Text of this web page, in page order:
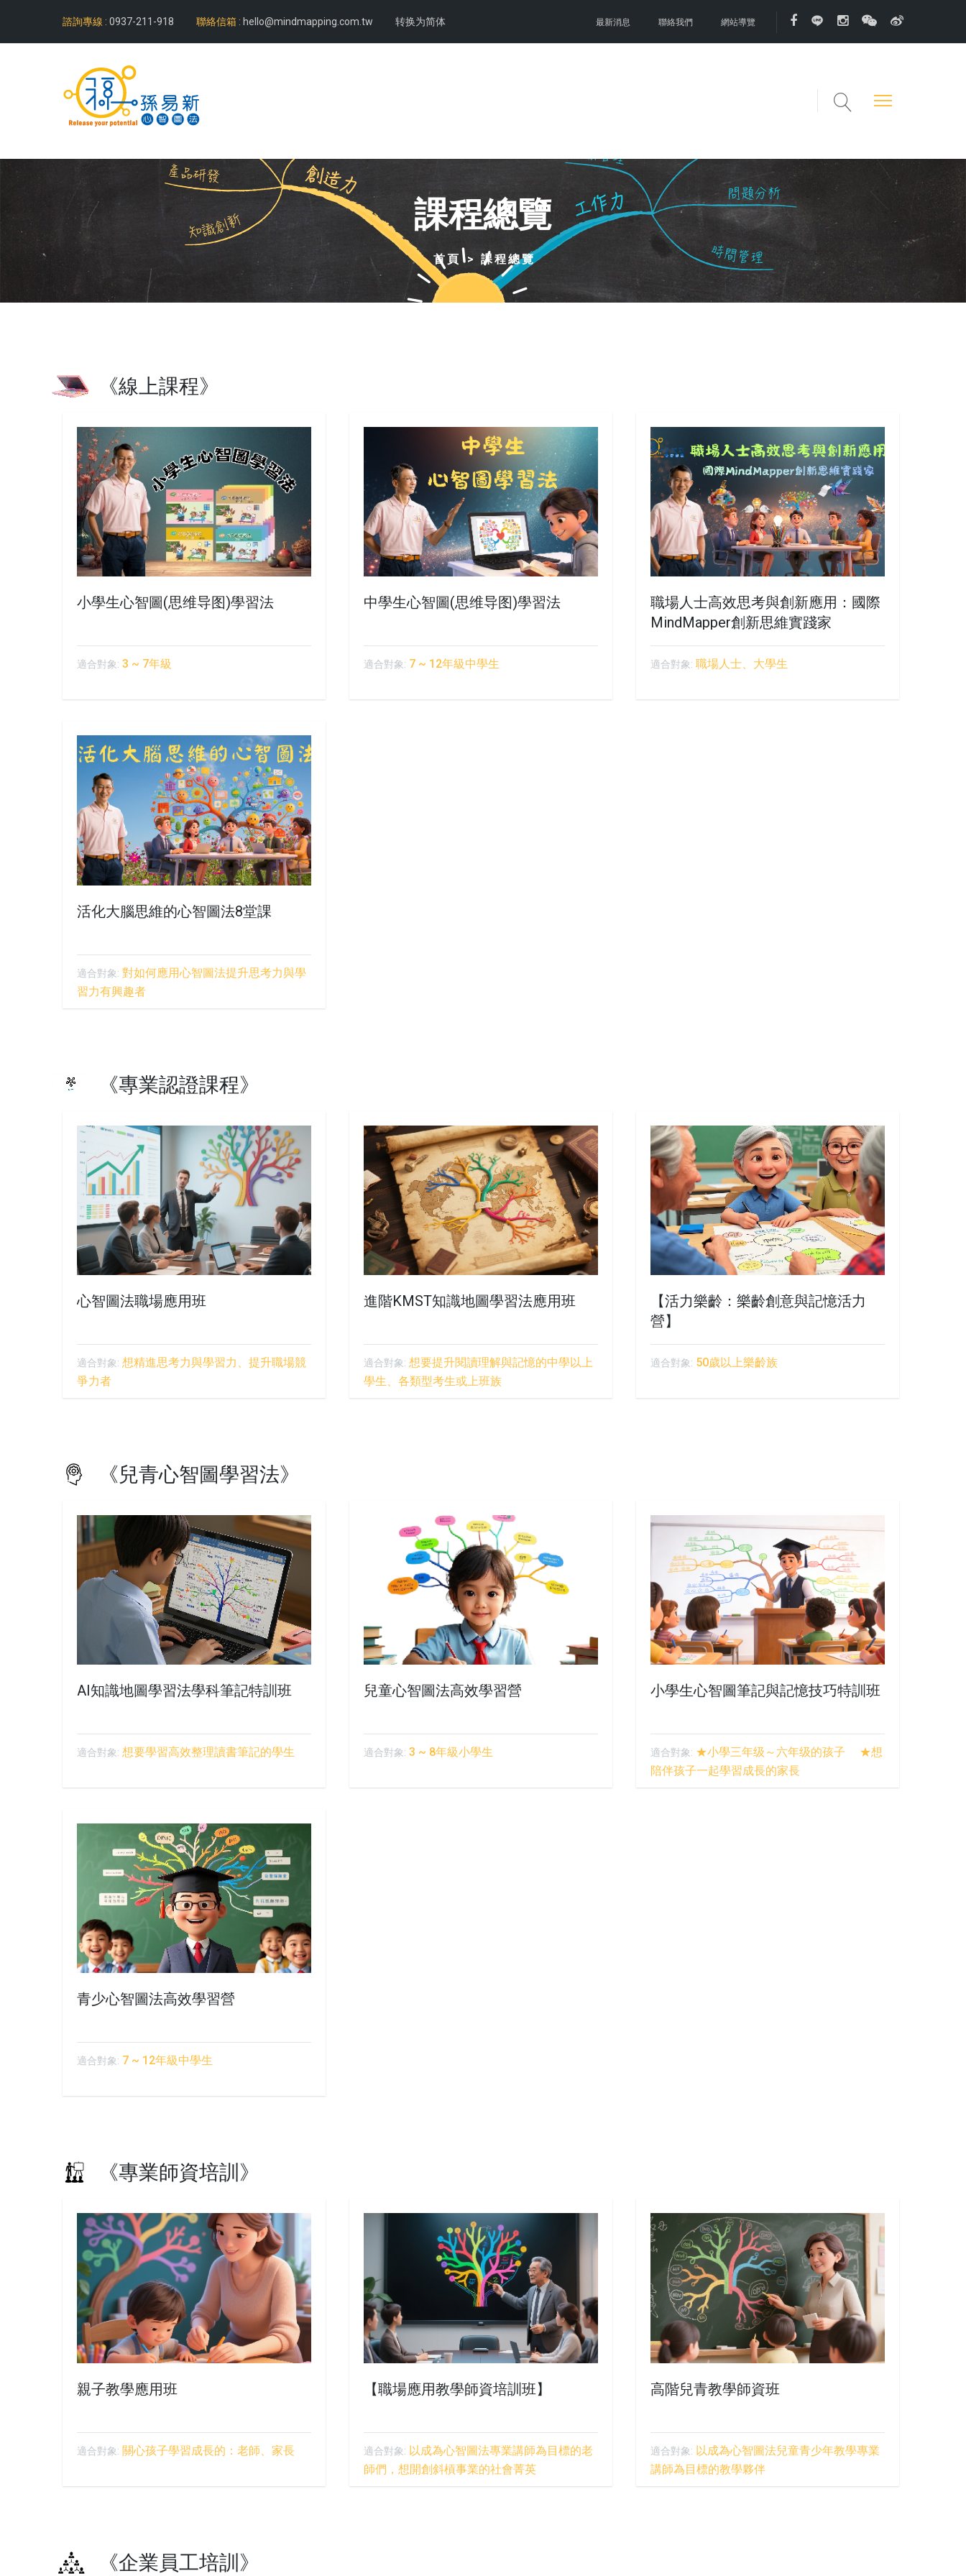
諮詢專線 : 0937-211-918 聯絡信箱 : hello@mindmapping.com.tw 转换为简体 最新消息 聯絡我們 網站導覽
課程總覽
首頁 課程總覽
《線上課程》
小學生心智圖(思维导图)學習法
適合對象: 3 ~ 7年級
中學生心智圖(思维导图)學習法
適合對象: 7 ~ 12年級中學生
職場人士高效思考與創新應用：國際
MindMapper創新思維實踐家
適合對象: 職場人士、大學生
活化大腦思維的心智圖法8堂課
適合對象: 對如何應用心智圖法提升思考力與學
習力有興趣者
《專業認證課程》
心智圖法職場應用班
適合對象: 想精進思考力與學習力、提升職場競
爭力者
進階KMST知識地圖學習法應用班
適合對象: 想要提升閱讀理解與記憶的中學以上
學生、各類型考生或上班族
【活力樂齡：樂齡創意與記憶活力
營】
適合對象: 50歲以上樂齡族
《兒青心智圖學習法》
AI知識地圖學習法學科筆記特訓班
適合對象: 想要學習高效整理讀書筆記的學生
兒童心智圖法高效學習營
適合對象: 3 ~ 8年級小學生
小學生心智圖筆記與記憶技巧特訓班
適合對象: ★小學三年级～六年级的孩子 ★想
陪伴孩子一起學習成長的家長
青少心智圖法高效學習營
適合對象: 7 ~ 12年級中學生
《專業師資培訓》
親子教學應用班
適合對象: 關心孩子學習成長的：老師、家長
【職場應用教學師資培訓班】
適合對象: 以成為心智圖法專業講師為目標的老
師們，想開創斜槓事業的社會菁英
高階兒青教學師資班
適合對象: 以成為心智圖法兒童青少年教學專業
講師為目標的教學夥伴
《企業員工培訓》